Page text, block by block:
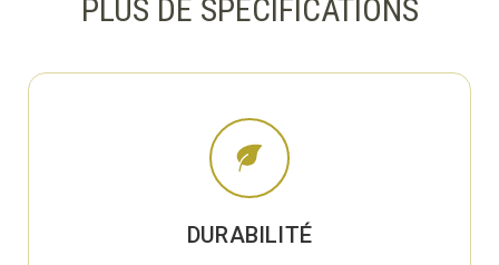
PLUS DE SPÉCIFICATIONS
DURABILITÉ